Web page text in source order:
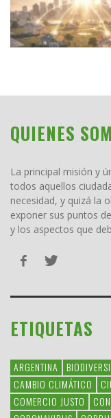
QUIENES
La principal misión y
todos aquellos
necesidad, y quizá la
exponer sus puntos
y los aspectos que
ETIQUETAS
ARGENTINA
CAMBIO CLIMÁTICO
COMERCIO JUSTO